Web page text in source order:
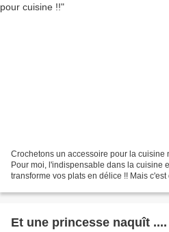
Crochetons un accessoire pour la cuisine
Pour moi, l'indispensable dans la cuisine
transforme vos plats en délice !! Mais
Et une princesse naquît